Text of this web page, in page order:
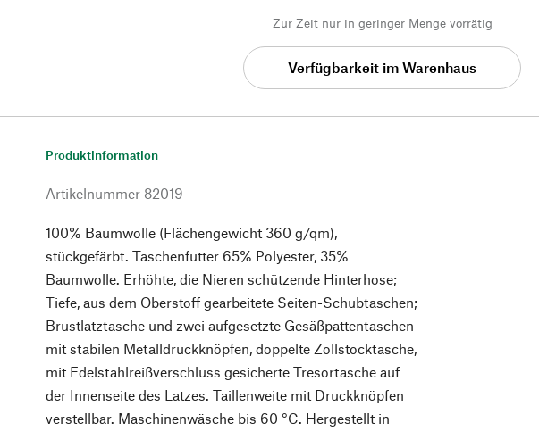
Zur Zeit nur in geringer Menge vorrätig
Verfügbarkeit im Warenhaus
Produktinformation
Artikelnummer 82019
100% Baumwolle (Flächengewicht 360 g/qm),
stückgefärbt. Taschenfutter 65% Polyester, 35%
Baumwolle. Erhöhte, die Nieren schützende Hinterhose;
Tiefe, aus dem Oberstoff gearbeitete Seiten-Schubtaschen;
Brustlatztasche und zwei aufgesetzte Gesäßpattentaschen
mit stabilen Metalldruckknöpfen, doppelte Zollstocktasche,
mit Edelstahlreißverschluss gesicherte Tresortasche auf
der Innenseite des Latzes. Taillenweite mit Druckknöpfen
verstellbar. Maschinenwäsche bis 60 °C. Hergestellt in